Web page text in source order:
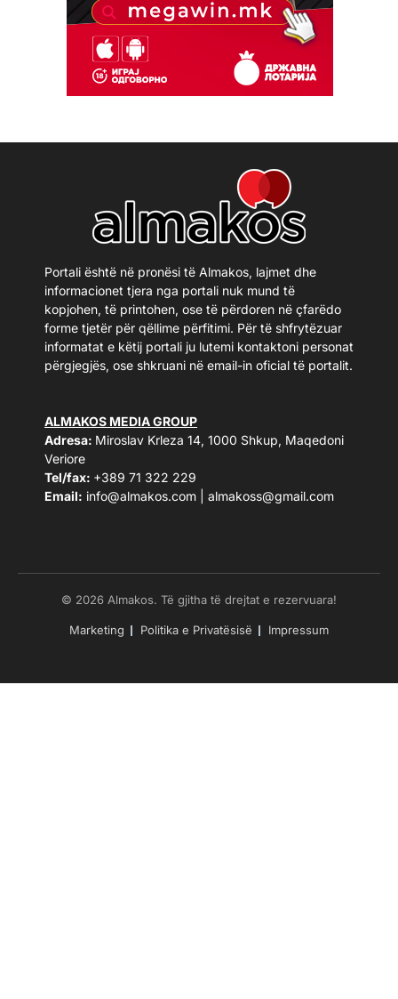
Portali është në pronësi të Almakos, lajmet dhe
informacionet tjera nga portali nuk mund të
kopjohen, të printohen, ose të përdoren në çfarëdo
forme tjetër për qëllime përfitimi. Për të shfrytëzuar
informatat e këtij portali ju lutemi kontaktoni personat
përgjegjës, ose shkruani në email-in oficial të portalit.
ALMAKOS MEDIA GROUP
Adresa: Miroslav Krleza 14, 1000 Shkup, Maqedoni
Veriore
Tel/fax: +389 71 322 229
Email: info@almakos.com almakoss@gmail.com
© 2026 Almakos. Të gjitha të drejtat e rezervuara!
Marketing Politika e Privatësisë Impressum